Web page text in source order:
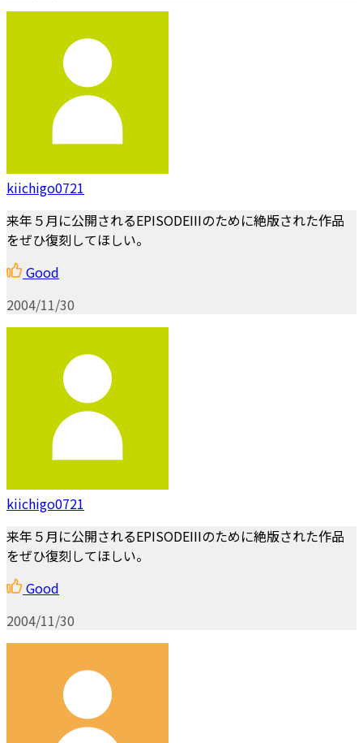
kiichigo0721
来年５月に公開されるEPISODEIIIのために絶版された作品
をぜひ復刻してほしい。
Good
2004/11/30
kiichigo0721
来年５月に公開されるEPISODEIIIのために絶版された作品
をぜひ復刻してほしい。
Good
2004/11/30